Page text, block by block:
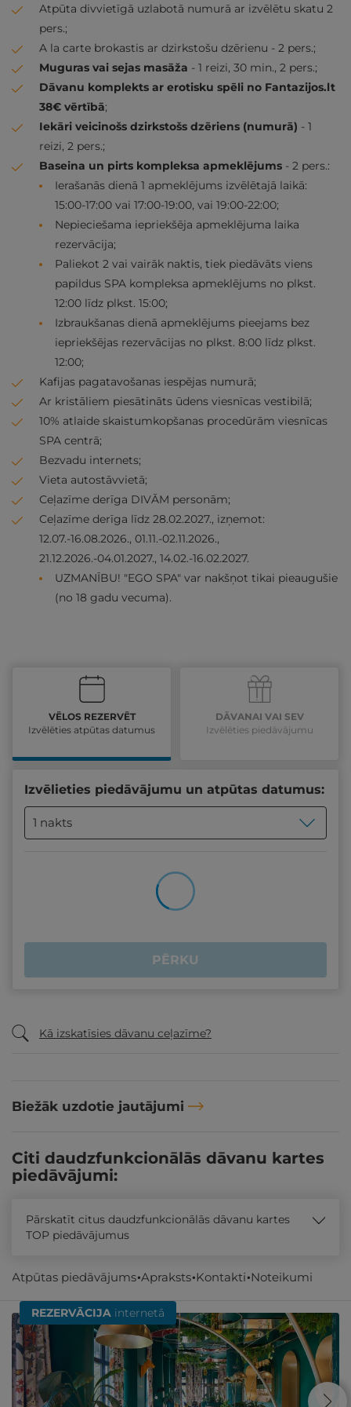
Atpūta divvietīgā uzlabotā numurā ar izvēlētu skatu 2
pers.;
A la carte brokastis ar dzirkstošu dzērienu - 2 pers.;
Muguras vai sejas masāža - 1 reizi, 30 min., 2 pers.;
Dāvanu komplekts ar erotisku spēli no Fantazijos.lt
38€ vērtībā;
Iekāri veicinošs dzirkstošs dzēriens (numurā) - 1
reizi, 2 pers.;
Baseina un pirts kompleksa apmeklējums - 2 pers.:
Ierašanās dienā 1 apmeklējums izvēlētajā laikā:
15:00-17:00 vai 17:00-19:00, vai 19:00-22:00;
Nepieciešama iepriekšēja apmeklējuma laika
rezervācija;
Paliekot 2 vai vairāk naktis, tiek piedāvāts viens
papildus SPA kompleksa apmeklējums no plkst.
12:00 līdz plkst. 15:00;
Izbraukšanas dienā apmeklējums pieejams bez
iepriekšējas rezervācijas no plkst. 8:00 līdz plkst.
12:00;
Kafijas pagatavošanas iespējas numurā;
Ar kristāliem piesātināts ūdens viesnīcas vestibilā;
10% atlaide skaistumkopšanas procedūrām viesnīcas
SPA centrā;
Bezvadu internets;
Vieta autostāvvietā;
Ceļazīme derīga DIVĀM personām;
Ceļazīme derīga līdz 28.02.2027., izņemot:
12.07.-16.08.2026., 01.11.-02.11.2026.,
21.12.2026.-04.01.2027., 14.02.-16.02.2027.
UZMANĪBU! "EGO SPA" var nakšņot tikai pieaugušie
(no 18 gadu vecuma).
VĒLOS REZERVĒT
Izvēlēties atpūtas datumus
DĀVANAI VAI SEV
Izvēlēties piedāvājumu
Izvēlieties piedāvājumu un atpūtas datumus:
1 nakts
PĒRKU
Kā izskatīsies dāvanu ceļazīme?
Biežāk uzdotie jautājumi
Atpūtas piedāvājums Apraksts Kontakti Noteikumi
Citi daudzfunkcionālās dāvanu kartes
piedāvājumi:
Pārskatīt citus daudzfunkcionālās dāvanu kartes
TOP piedāvājumus
Līdzīgi atpūtas piedāvājumi
REZERVĀCIJA internetā